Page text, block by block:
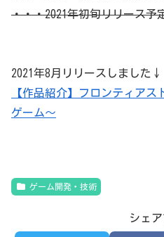
・・・2021年初旬リリース予
2021年8月リリースしました↓
【作品紹介】フロンティアス
ゲーム〜
ゲーム開発・技術
シェ